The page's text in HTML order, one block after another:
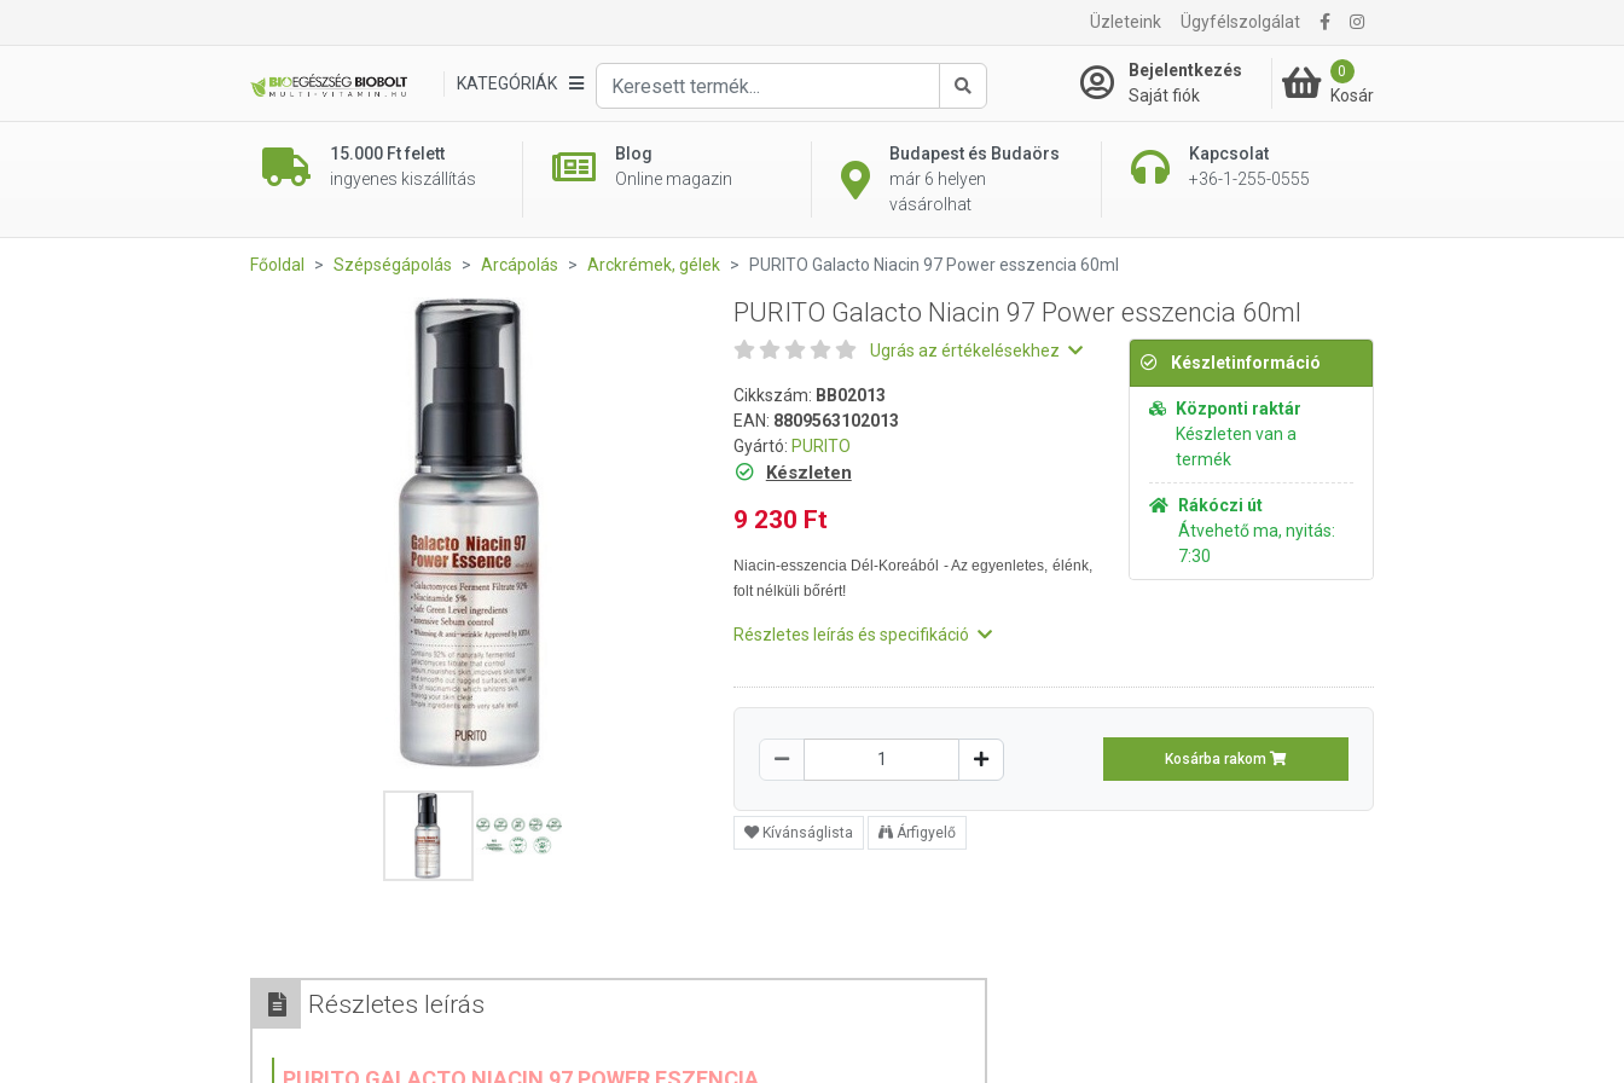
Üzleteink Ügyfélszolgálat
KATEGÓRIÁK
Keresés
Bejelentkezés
Saját fiók
0
Kosár
15.000 Ft felett
ingyenes kiszállítás
Blog
Online magazin
Budapest és Budaörs
már 6 helyen
vásárolhat
Kapcsolat
+36-1-255-0555
9 230 Ft Kosárba rakom
Főoldal Szépségápolás Arcápolás Arckrémek, gélek PURITO Galacto Niacin 97 Power esszencia 60ml
PURITO Galacto Niacin 97 Power esszencia 60ml
Ugrás az értékelésekhez
Cikkszám: BB02013
EAN: 8809563102013
Gyártó: PURITO
Készleten
9 230 Ft
Niacin-esszencia Dél-Koreából - Az egyenletes, élénk,
folt nélküli bőrért!
Részletes leírás és specifikáció
Készletinformáció
Központi raktár
Készleten van a
termék
Rákóczi út
Átvehető ma, nyitás:
7:30
Kosárba rakom
Kívánságlista Árfigyelő
Részletes leírás